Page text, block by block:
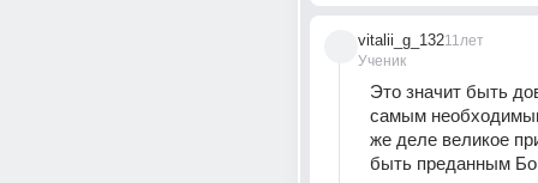
vitalii_g_132
Ученик
11лет
Это значит быть
самым
же деле великое
быть преданным